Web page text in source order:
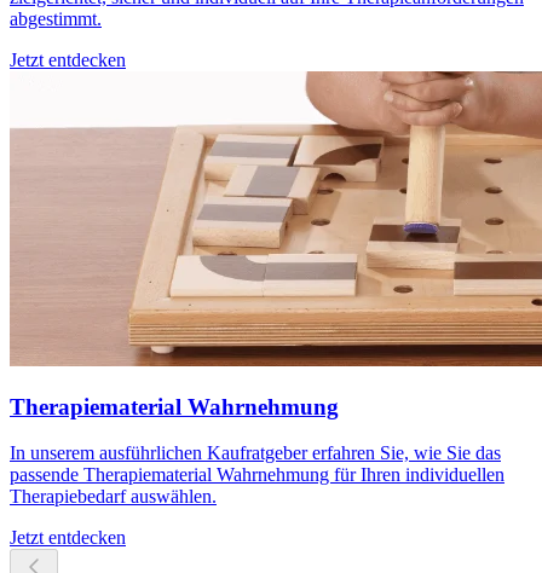
abgestimmt.
Jetzt entdecken
Therapiematerial Wahrnehmung
In unserem ausführlichen Kaufratgeber erfahren Sie, wie Sie das
passende Therapiematerial Wahrnehmung für Ihren individuellen
Therapiebedarf auswählen.
Jetzt entdecken